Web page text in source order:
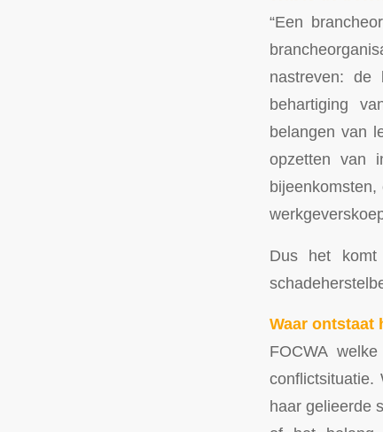
“Een
nastreven: de
behartiging
belangen van
opzetten van
Dus het
Waar ontstaat
FOCWA
haar gelieerde